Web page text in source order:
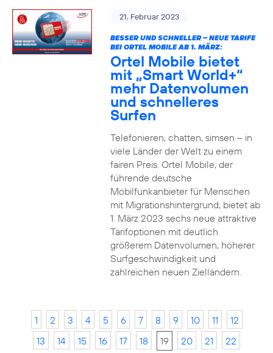
21. Februar 2023
BESSER UND SCHNELLER – NEUE TARIFE
BEI ORTEL MOBILE AB 1. MÄRZ:
Ortel Mobile bietet
mit „Smart World+“
mehr Datenvolumen
und schnelleres
Surfen
Telefonieren, chatten, simsen – in
viele Länder der Welt zu einem
fairen Preis. Ortel Mobile, der
führende deutsche
Mobilfunkanbieter für Menschen
mit Migrationshintergrund, bietet ab
1. März 2023 sechs neue attraktive
Tarifoptionen mit deutlich
größerem Datenvolumen, höherer
Surfgeschwindigkeit und
zahlreichen neuen Zielländern.
1 2 3 4 5 6 7 8 9 10 11
12
13
14 15 16 17 18 19 20 21
22